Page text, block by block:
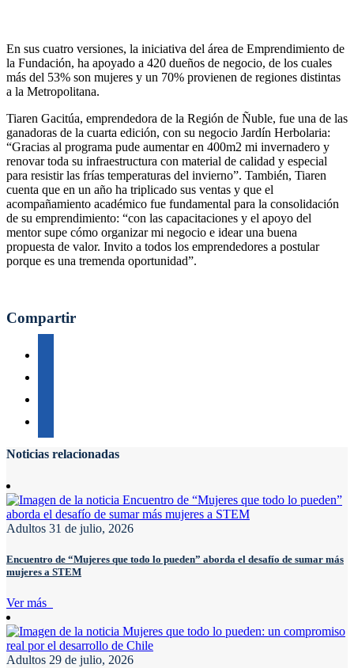
En sus cuatro versiones, la iniciativa del área de Emprendimiento de
la Fundación, ha apoyado a 420 dueños de negocio, de los cuales
más del 53% son mujeres y un 70% provienen de regiones distintas
a la Metropolitana.
Tiaren Gacitúa, emprendedora de la Región de Ñuble, fue una de las
ganadoras de la cuarta edición, con su negocio Jardín Herbolaria:
“Gracias al programa pude aumentar en 400m2 mi invernadero y
renovar toda su infraestructura con material de calidad y especial
para resistir las frías temperaturas del invierno”. También, Tiaren
cuenta que en un año ha triplicado sus ventas y que el
acompañamiento académico fue fundamental para la consolidación
de su emprendimiento: “con las capacitaciones y el apoyo del
mentor supe cómo organizar mi negocio e idear una buena
propuesta de valor. Invito a todos los emprendedores a postular
porque es una tremenda oportunidad”.
Compartir
Noticias relacionadas
Adultos 31 de julio, 2026
Encuentro de “Mujeres que todo lo pueden” aborda el desafío de sumar más
mujeres a STEM
Ver más
Adultos 29 de julio, 2026